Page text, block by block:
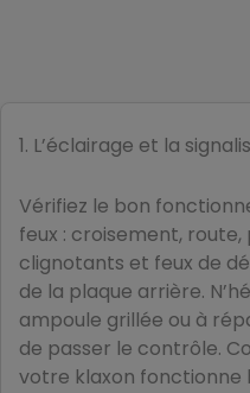
1. L’éclairage et la
Vérifiez le bon
feux : croisement,
clignotants et feux de
de la plaque arrière.
ampoule grillée ou à
de passer le contrôle.
votre klaxon fonctionne